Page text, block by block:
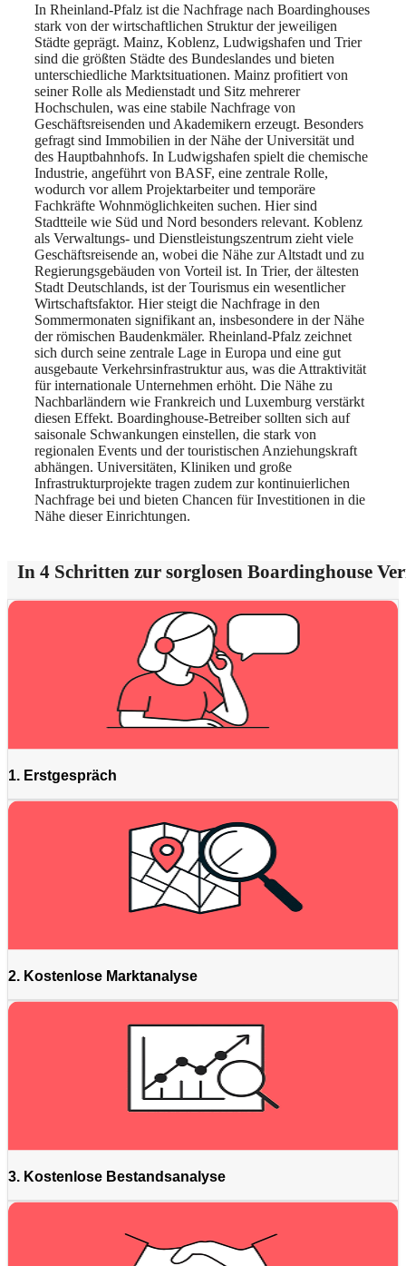
In Rheinland-Pfalz ist die Nachfrage nach Boardinghouses
stark von der wirtschaftlichen Struktur der jeweiligen
Städte geprägt. Mainz, Koblenz, Ludwigshafen und Trier
sind die größten Städte des Bundeslandes und bieten
unterschiedliche Marktsituationen. Mainz profitiert von
seiner Rolle als Medienstadt und Sitz mehrerer
Hochschulen, was eine stabile Nachfrage von
Geschäftsreisenden und Akademikern erzeugt. Besonders
gefragt sind Immobilien in der Nähe der Universität und
des Hauptbahnhofs. In Ludwigshafen spielt die chemische
Industrie, angeführt von BASF, eine zentrale Rolle,
wodurch vor allem Projektarbeiter und temporäre
Fachkräfte Wohnmöglichkeiten suchen. Hier sind
Stadtteile wie Süd und Nord besonders relevant. Koblenz
als Verwaltungs- und Dienstleistungszentrum zieht viele
Geschäftsreisende an, wobei die Nähe zur Altstadt und zu
Regierungsgebäuden von Vorteil ist. In Trier, der ältesten
Stadt Deutschlands, ist der Tourismus ein wesentlicher
Wirtschaftsfaktor. Hier steigt die Nachfrage in den
Sommermonaten signifikant an, insbesondere in der Nähe
der römischen Baudenkmäler. Rheinland-Pfalz zeichnet
sich durch seine zentrale Lage in Europa und eine gut
ausgebaute Verkehrsinfrastruktur aus, was die Attraktivität
für internationale Unternehmen erhöht. Die Nähe zu
Nachbarländern wie Frankreich und Luxemburg verstärkt
diesen Effekt. Boardinghouse-Betreiber sollten sich auf
saisonale Schwankungen einstellen, die stark von
regionalen Events und der touristischen Anziehungskraft
abhängen. Universitäten, Kliniken und große
Infrastrukturprojekte tragen zudem zur kontinuierlichen
Nachfrage bei und bieten Chancen für Investitionen in die
Nähe dieser Einrichtungen.
In 4 Schritten zur sorglosen Boardinghouse
1. Erstgespräch
2. Kostenlose Marktanalyse
3. Kostenlose Bestandsanalyse